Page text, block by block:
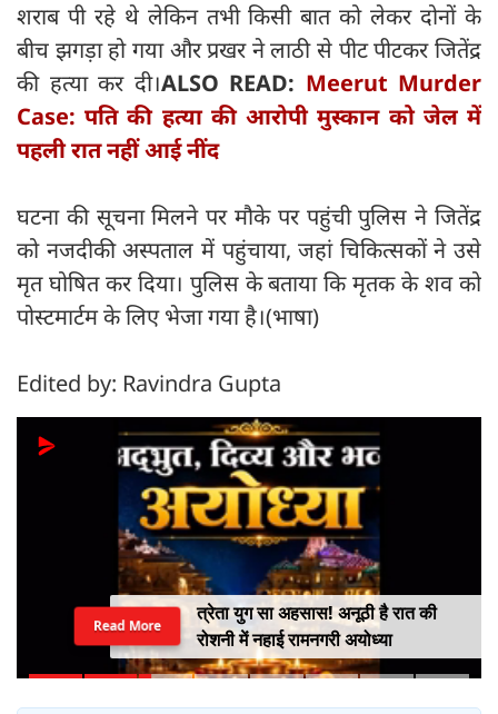
शराब पी रहे थे लेकिन तभी किसी बात को लेकर दोनों के
बीच झगड़ा हो गया और प्रखर ने लाठी से पीट पीटकर जितेंद्र
की हत्या कर दी।ALSO READ: Meerut Murder
Case: पति की हत्या की आरोपी मुस्कान को जेल में
पहली रात नहीं आई नींद
घटना की सूचना मिलने पर मौके पर पहुंची पुलिस ने जितेंद्र
को नजदीकी अस्पताल में पहुंचाया, जहां चिकित्सकों ने उसे
मृत घोषित कर दिया। पुलिस के बताया कि मृतक के शव को
पोस्टमार्टम के लिए भेजा गया है।(भाषा)
Edited by: Ravindra Gupta
त्रेता युग सा अहसास! अनूठी है रात की
रोशनी में नहाई रामनगरी अयोध्या
Read More